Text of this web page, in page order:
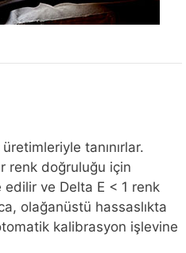
tanınırlar.
renk doğruluğu için
ve Delta E < 1 renk
olağanüstü hassaslıkta
kalibrasyon işlevine